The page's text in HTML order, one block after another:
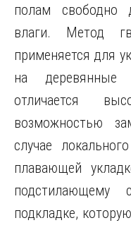
полам свободно
влаги. Метод
применяется для
на деревянные
отличается
возможностью
случае
плавающей
подкладке,